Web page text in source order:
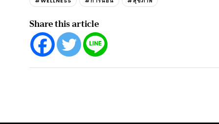
Share this article